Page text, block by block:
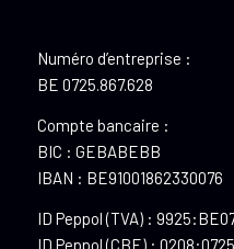
Numéro d’entreprise :
BE 0725.867.628
Compte bancaire :
BIC : GEBABEBB
IBAN : BE91001862330076
ID Peppol (TVA) :
ID Peppol (CBE) :